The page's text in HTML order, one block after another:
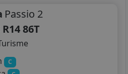
Passio 2
86T
C